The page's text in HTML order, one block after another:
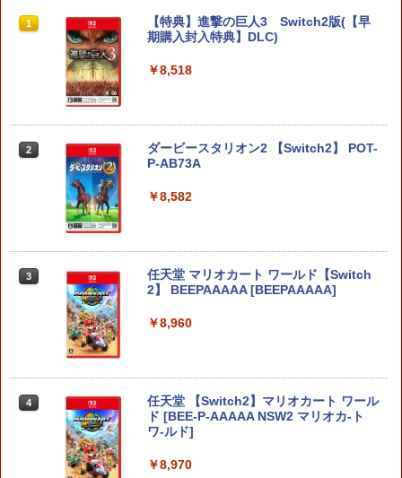
￥5,832
￥6,447
￥55,491
ニンテンドープリペイド番号 9000円|オ
￥9,000
ンラインコード版
￥55,000
￥7,286
￥11,849
【純正品】DualSense ワイヤレスコン
￥10,737
【純正品】DualSense ワイヤレスコン
トローラー(CFI-ZCT2J)
￥8,300
【純正品】Xbox ワイヤレス コントロー
￥7,681
【純正品】Xbox ワイヤレス コントロー
ラー (カーボンブラック)
【純正品】Xbox 充電式バッテリー + US
B-C ケーブル
【国内正規品】Thrustmaster スラスト
マスター TH8S シフター - PC、PS4、P
S5、PS5 Pro、Xbox One、Xbox Serie
s X|S 対応の高精度 H パターン シフター
￥3,982
カー特典:【坤と離】二振りの剣、十翼よ
り来たる！スタジオ描き下ろしイラスト
4
劇場版「鬼滅の刃」無限城編 第一章 猗
窩座再来 完全生産限定版 [Blu-ray]
1
【特典】進撃の巨人3 Switch2版(【早
期購入封入特典】DLC)
￥8,518
2
ダービースタリオン2 【Switch2】 POT-
P-AB73A
￥8,582
3
任天堂 マリオカート ワールド【Switch
2】 BEEPAAAAA [BEEPAAAAA]
￥8,960
4
任天堂 【Switch2】マリオカート ワール
ド [BEE-P-AAAAA NSW2 マリオカ-ト
ワ-ルド]
￥8,970